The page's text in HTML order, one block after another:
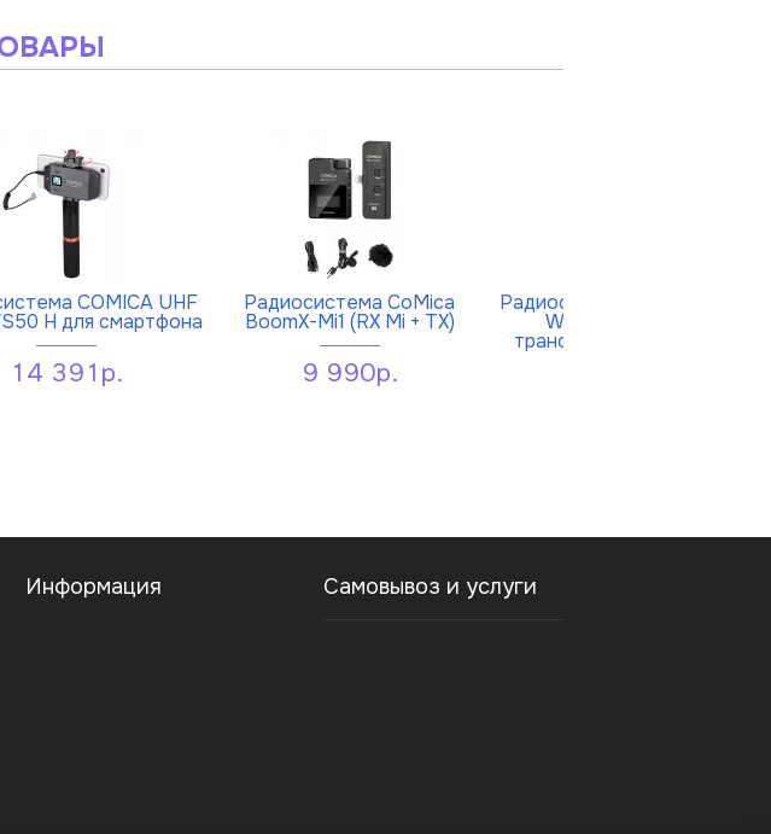
COMICA UHF
H для смартфона
14 391р.
Радиосистема CoMica
BoomX-Mi1 (RX Mi + TX)
9 990р.
Радиосистема Comica CVM-
WM100 plus UHF (2
трансмиттер + 1 ресивер)
Информация Самовывоз и услуги